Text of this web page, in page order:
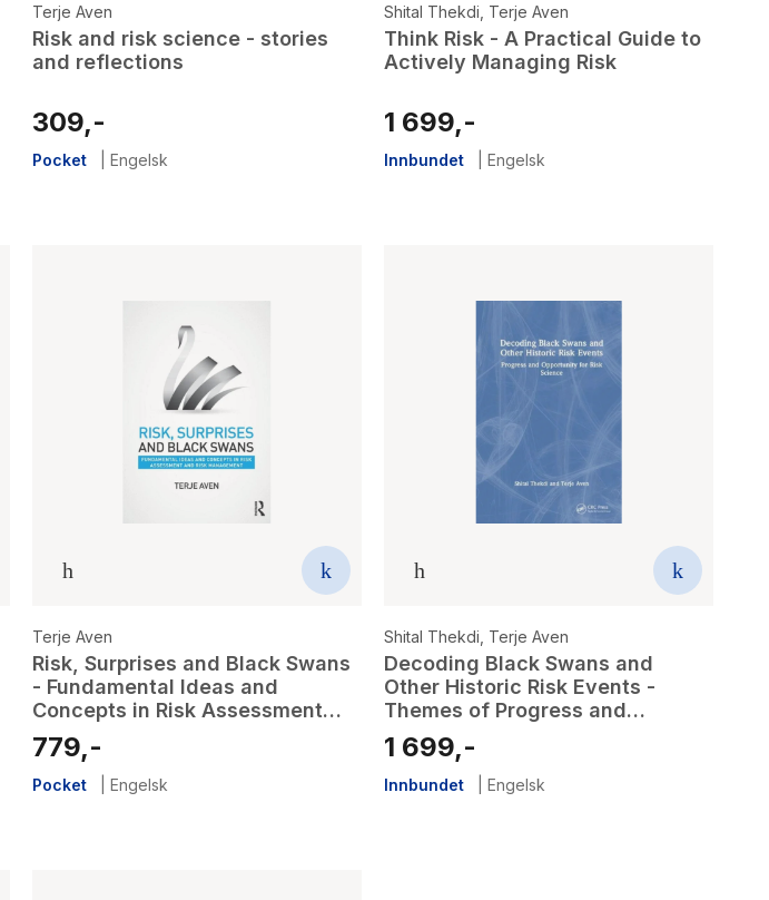
Terje Aven
Risk and risk science - stories
and reflections
309,-
Pocket Engelsk
Shital Thekdi Terje Aven
Think Risk - A Practical Guide to
Actively Managing Risk
1 699,-
Innbundet Engelsk
Terje Aven
Risk, Surprises and Black Swans
- Fundamental Ideas and
Concepts in Risk Assessment
and Risk Management
779,-
Pocket Engelsk
Shital Thekdi, Terje Aven
Decoding Black Swans and
Other Historic Risk Events -
Themes of Progress and
Opportunity for Risk Science
1 699,-
Innbundet Engelsk